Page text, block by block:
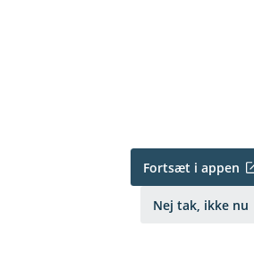
Fortsæt i appen
Nej tak, ikke nu